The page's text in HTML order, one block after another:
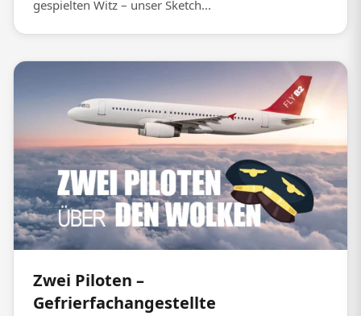
gespielten Witz – unser Sketch...
Zwei Piloten –
Gefrierfachangestellte